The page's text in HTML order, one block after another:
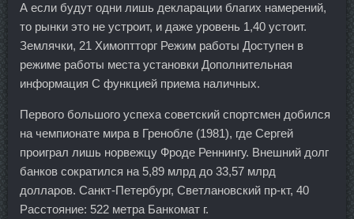
А если будут одни лишь декларации благих намерений,
то рынки это не устроит, и даже уровень 1,40 устоит.
Землячки, 21 Химоптторг Режим работы Доступен в
режиме работы места установки Дополнительная
информация С функцией приема наличных.
Первого большого успеха советский спортсмен добился
на чемпионате мира в Гренобле (1981), где Сергей
проиграл лишь норвежцу Фроде Реннингу. Внешний долг
банков сократился на 5,89 млрд до 33,57 млрд
долларов. Санкт-Петербург, Светлановский пр-кт, 40
Расстояние: 522 метра Банкомат г.